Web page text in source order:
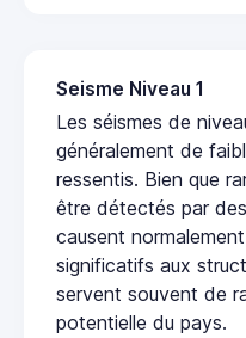
Seisme Niveau 1
Les séismes de
généralement de
ressentis. Bien que
être détectés par
causent
significatifs aux
servent souvent de
potentielle du pays.